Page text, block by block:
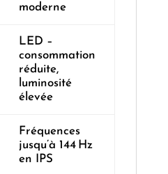
moderne
LED –
consommation
réduite,
luminosité
élevée
Fréquences
jusqu’à 144 Hz
en IPS